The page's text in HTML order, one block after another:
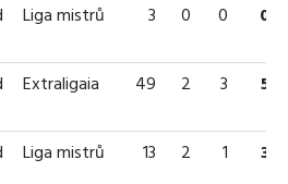
Liga mistrů 3 0 0 0
Extraligaia 49 2 3 5
Liga mistrů 13 2 1 3